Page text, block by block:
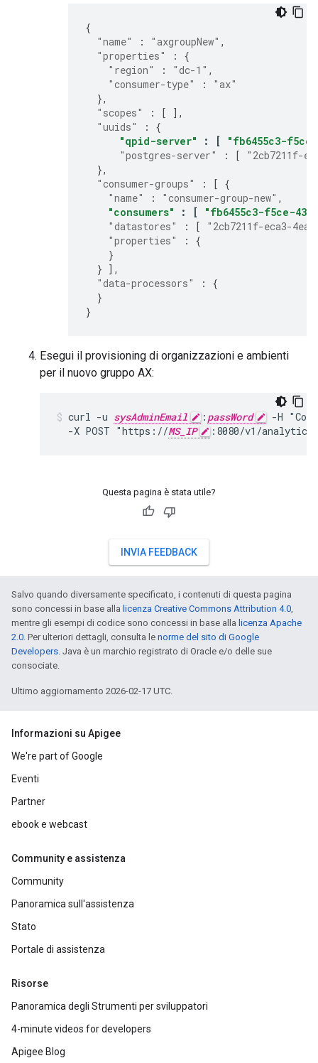
{
"name"
: "axgroupNew" ,
"properties"
:
{
"region"
: "dc-1" ,
"consumer-type"
:
"ax"
},
"scopes"
: [
],
"uuids"
:
{
"qpid-server"
: [
"fb6455c3-f5ce-
"postgres-server"
: [
"2cb7211f-
},
"consumer-groups"
: [ {
"name"
: "consumer-group-new" ,
"consumers"
: [
"fb6455c3-f5ce-
"datastores"
: [
"2cb7211f-eca3-
"properties"
:
{
}
} ],
"data-processors"
:
{
}
}
Esegui il provisioning di organizzazioni e ambienti
per il nuovo gruppo AX:
curl -u sysAdminEmail : passWord
-H
  -X POST "https://
MS_IP :8080/v1/analytics/
Questa pagina è stata utile?
INVIA FEEDBACK
Salvo quando diversamente specificato, i contenuti di questa pagina
sono concessi in base alla licenza Creative Commons Attribution 4.0,
mentre gli esempi di codice sono concessi in base alla licenza Apache
2.0. Per ulteriori dettagli, consulta le norme del sito di Google
Developers. Java è un marchio registrato di Oracle e/o delle sue
consociate.
Ultimo aggiornamento 2026-02-17 UTC.
Informazioni su Apigee
We're part of Google
Eventi
Partner
ebook e webcast
Community e assistenza
Community
Panoramica sull'assistenza
Stato
Portale di assistenza
Risorse
Panoramica degli Strumenti per sviluppatori
4-minute videos for developers
Apigee Blog